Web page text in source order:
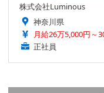
株式会社Luminous
神奈川県
月給26万5,000円～
正社員